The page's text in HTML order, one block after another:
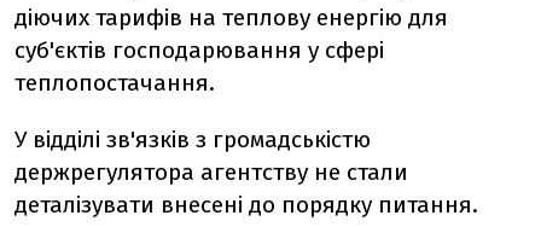
діючих тарифів на теплову енергію для
суб'єктів господарювання у сфері
теплопостачання.
У відділі зв'язків з громадськістю
держрегулятора агентству не стали
деталізувати внесені до порядку питання.